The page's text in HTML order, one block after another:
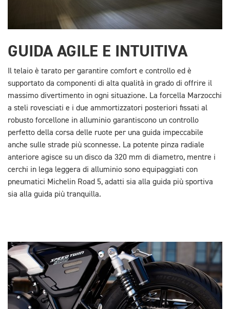
GUIDA AGILE E INTUITIVA
Il telaio è tarato per garantire comfort e controllo ed è
supportato da componenti di alta qualità in grado di offrire il
massimo divertimento in ogni situazione. La forcella Marzocchi
a steli rovesciati e i due ammortizzatori posteriori fissati al
robusto forcellone in alluminio garantiscono un controllo
perfetto della corsa delle ruote per una guida impeccabile
anche sulle strade più sconnesse. La potente pinza radiale
anteriore agisce su un disco da 320 mm di diametro, mentre i
cerchi in lega leggera di alluminio sono equipaggiati con
pneumatici Michelin Road 5, adatti sia alla guida più sportiva
sia alla guida più tranquilla.